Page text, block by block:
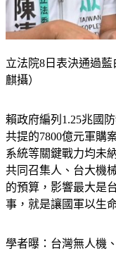
立法院8日表決通過藍
賴政府編列1.25兆國
共提的7800億元軍購
系統等關鍵戰力均未
共同召集人、台大機
的預算，影響最大是